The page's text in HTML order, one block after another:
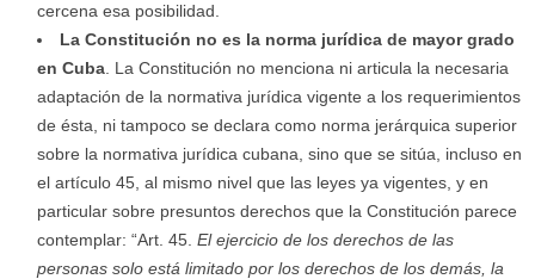
cercena esa posibilidad.
La Constitución no es la norma jurídica de mayor grado
en Cuba . La Constitución no menciona ni articula la necesaria
adaptación de la normativa jurídica vigente a los requerimientos
de ésta, ni tampoco se declara como norma jerárquica superior
sobre la normativa jurídica cubana, sino que se sitúa, incluso en
el artículo 45, al mismo nivel que las leyes ya vigentes, y en
particular sobre presuntos derechos que la Constitución parece
contemplar: “Art. 45. El ejercicio de los derechos de las
personas solo está limitado por los derechos de los demás, la